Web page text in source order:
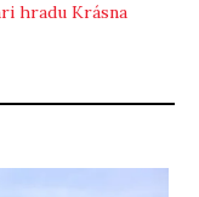
hradu Krásna